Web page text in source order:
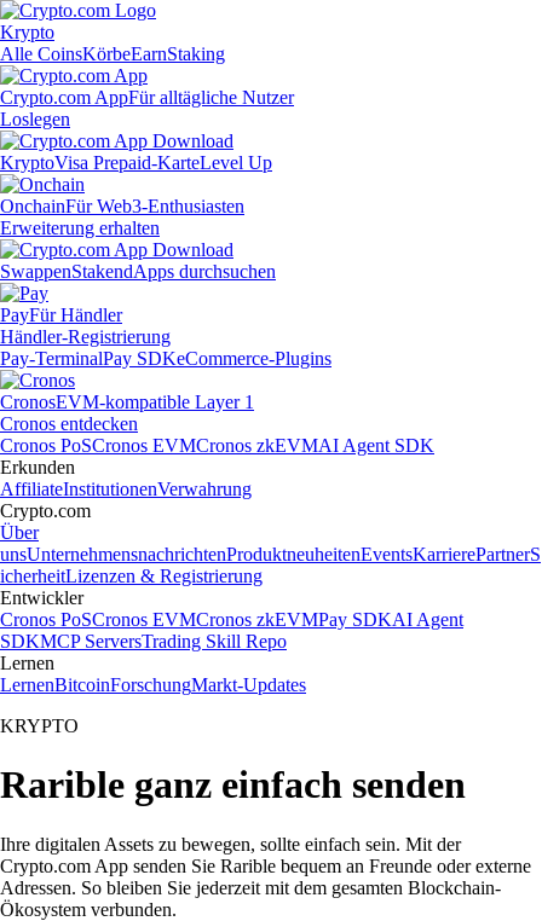
Krypto
Alle CoinsKörbeEarnStaking
Crypto.com AppFür alltägliche Nutzer
Loslegen
KryptoVisa Prepaid-KarteLevel Up
OnchainFür Web3-Enthusiasten
Erweiterung erhalten
SwappenStakendApps durchsuchen
PayFür Händler
Händler-Registrierung
Pay-TerminalPay SDKeCommerce-Plugins
CronosEVM-kompatible Layer 1
Cronos entdecken
Cronos PoSCronos EVMCronos zkEVMAI Agent SDK
Erkunden
AffiliateInstitutionenVerwahrung
Crypto.com
Über
unsUnternehmensnachrichtenProduktneuheitenEventsKarrierePartnerS
icherheitLizenzen & Registrierung
Entwickler
Cronos PoSCronos EVMCronos zkEVMPay SDKAI Agent
SDKMCP ServersTrading Skill Repo
Lernen
LernenBitcoinForschungMarkt-Updates
KRYPTO
Rarible ganz einfach senden
Ihre digitalen Assets zu bewegen, sollte einfach sein. Mit der
Crypto.com App senden Sie Rarible bequem an Freunde oder externe
Adressen. So bleiben Sie jederzeit mit dem gesamten Blockchain-
Ökosystem verbunden.